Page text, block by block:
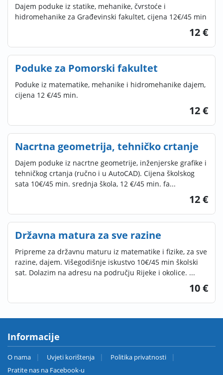
Dajem poduke iz statike, mehanike, čvrstoće i
hidromehanike za Građevinski fakultet, cijena 12€/45 min
12 €
Poduke za Pomorski fakultet
Poduke iz matematike, mehanike i hidromehanike dajem,
cijena 12 €/45 min.
12 €
Nacrtna geometrija, tehničko crtanje
Dajem poduke iz nacrtne geometrije, inženjerske grafike i
tehničkog crtanja (ručno i u AutoCAD). Cijena školskog
sata 10€/45 min. srednja škola, 12 €/45 min. fa...
12 €
Državna matura za sve razine
Pripreme za državnu maturu iz matematike i fizike, za sve
razine, dajem. Višegodišnje iskustvo 10€/45 min školski
sat. Dolazim na adresu na području Rijeke i okolice. ...
10 €
Informacije
O nama Uvjeti korištenja
Politika privatnosti
Pratite nas na Facebook-u